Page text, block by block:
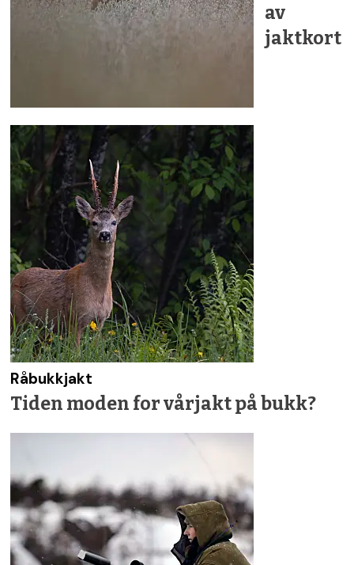
av
jaktkort
Råbukkjakt
Tiden moden for vårjakt på bukk?